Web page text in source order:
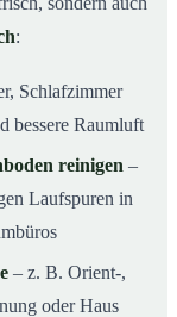
:
Schlafzimmer
bessere Raumluft
reinigen –
Laufspuren in
– z. B. Orient-,
oder Haus